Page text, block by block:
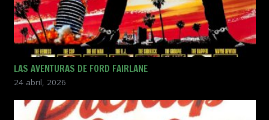
LAS AVENTURAS DE FORD FAIRLANE
24 abril, 2026